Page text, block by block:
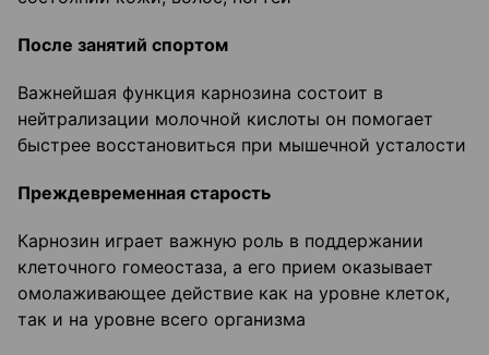
После занятий спортом
Важнейшая функция карнозина состоит в
нейтрализации молочной кислоты он помогает
быстрее восстановиться при мышечной усталости
Преждевременная старость
Карнозин играет важную роль в поддержании
клеточного гомеостаза, а его прием оказывает
омолаживающее действие как на уровне клеток,
так и на уровне всего организма